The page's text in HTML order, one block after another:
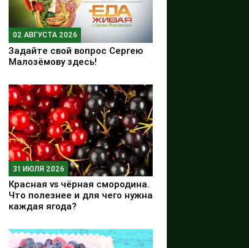
02 АВГУСТА 2026
Задайте свой вопрос Сергею
Малозёмову здесь!
31 ИЮЛЯ 2026
Красная vs чёрная смородина.
Что полезнее и для чего нужна
каждая ягода?